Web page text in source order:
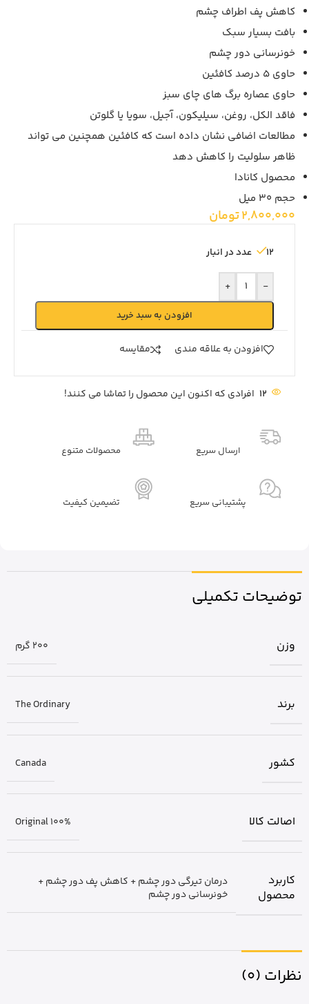
کاهش پف اطراف چشم
بافت بسیار سبک
خونرسانی دور چشم
حاوی 5 درصد کافئین
حاوی عصاره برگ های چای سبز
فاقد الکل، روغن، سیلیکون، آجیل، سویا یا گلوتن
مطالعات اضافی نشان داده است که کافئین همچنین می تواند
ظاهر سلولیت را کاهش دهد
محصول کانادا
حجم 30 میل
2,800,000تومان
12 عدد در انبار
-
+
افزودن به سبد خرید
افزودن به علاقه مندی مقايسه
12 افرادی که اکنون این محصول را تماشا می کنند!
ارسال سریع محصولات متنوع
پشتیبانی سریع تضیمین کیفیت
توضیحات تکمیلی
وزن 200 گرم
برند The Ordinary
کشور Canada
اصالت کالا Original 100%
کاربرد
محصول
درمان تیرگی دور چشم + کاهش پف دور چشم +
خونرسانی دور چشم
نظرات (0)